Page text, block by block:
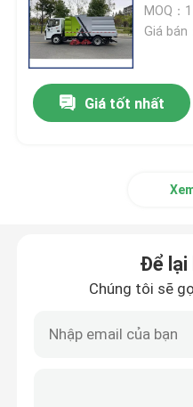
MOQ：
Giá bán
Giá tốt nhất
Để lại
Chúng tôi sẽ